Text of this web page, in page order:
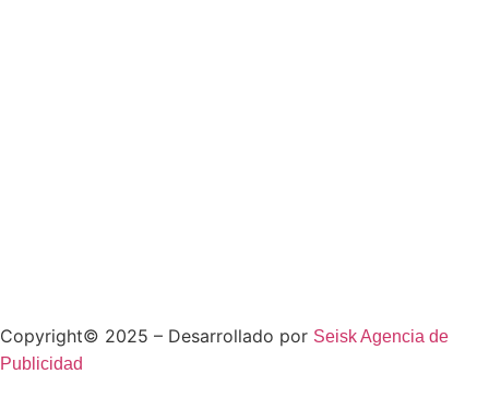
Copyright© 2025 – Desarrollado por Seisk Agencia de
Publicidad